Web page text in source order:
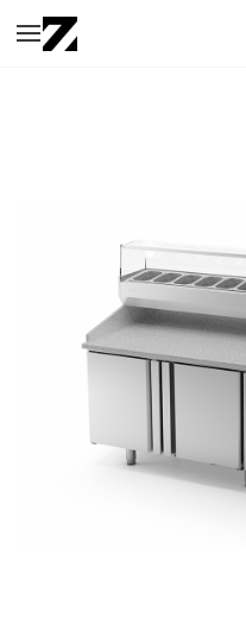
Saltar al
contenido